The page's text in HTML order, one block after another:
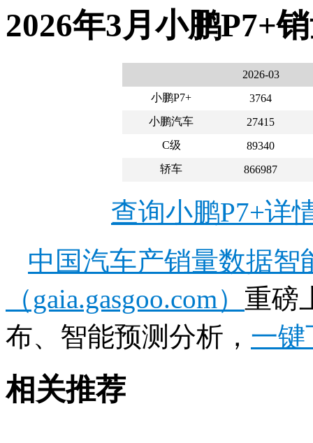
2026年3月小鹏P7+
2026-03
小鹏P7+
3764
小鹏汽车
27415
C级
89340
轿车
866987
查询小鹏P7+详
中国汽车产销量数据
（gaia.gasgoo.com） 重磅
布、智能预测分析， 一键
相关推荐